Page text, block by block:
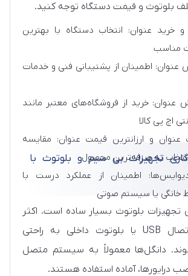
بلوتوث و قیمت دستگاه توجه کنید.
خرید عنوان: انتخاب دستگاه با بهترین
مناسب
عنوان: اطمینان از پشتیبانی فنی و خدمات
عنوان: خرید از فروشگاه‌های معتبر مانند
اچ پی کالا
عنوان و ارزانترین قیمت عنوان: مقایسه
انتخاب به صرفه‌ترین محصول
اطمینان از عملکرد درست با
خانگی یا سیستم صوتی
تجهیزات بی سیم و بلوتوث با
تجهیزات بلوتوث بسیار ساده است. اکثر
دستگاه‌ها با اتصال USB یا بلوتوث داخلی به راحتی
دانگل‌ها معمولاً به سیستم متصل
درایورها، آماده استفاده هستند.